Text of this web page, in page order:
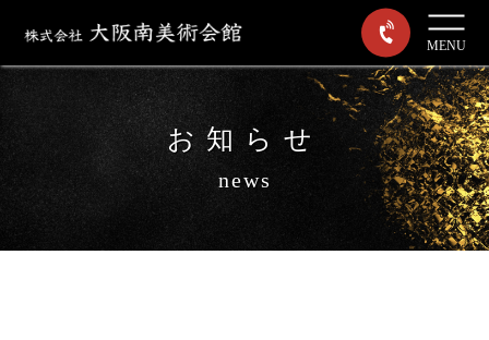
MENU
お知らせ
news